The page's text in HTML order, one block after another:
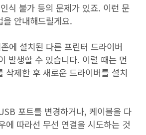
식 불가 등의 문제가 있죠. 이런 문
안내해드릴게요.
에 설치된 다른 프린터 드라이버
발생할 수 있습니다. 이럴 때는 먼
삭제한 후 새로운 드라이버를 설치
포트를 변경하거나, 케이블을 다
에 따라선 무선 연결을 시도하는 것